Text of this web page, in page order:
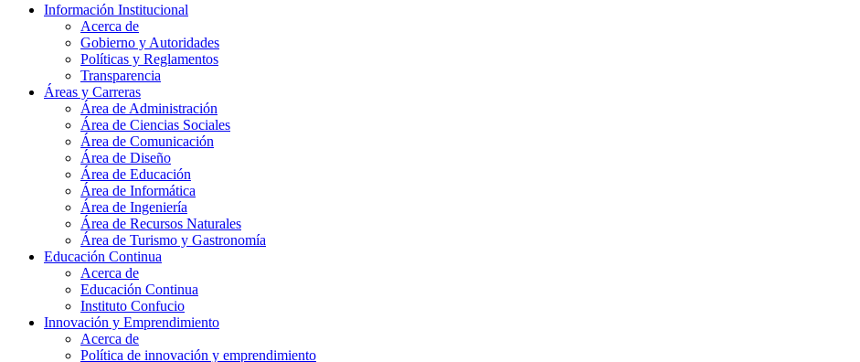
Información Institucional
Acerca de
Gobierno y Autoridades​
Políticas y Reglamentos​
Transparencia
Áreas y Carreras
Área de Administración
Área de Ciencias Sociales
Área de Comunicación
Área de Diseño
Área de Educación
Área de Informática
Área de Ingeniería
Área de Recursos Naturales
Área de Turismo y Gastronomía
Educación Continua
Acerca de
Educación Continua
Instituto Confucio
Innovación y Emprendimiento
Acerca de
Política de innovación y emprendimiento